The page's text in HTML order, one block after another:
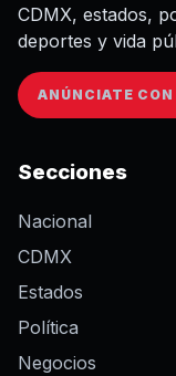
CDMX, estados,
deportes y vida
ANÚNCIATE CON
Secciones
Nacional
CDMX
Estados
Política
Negocios